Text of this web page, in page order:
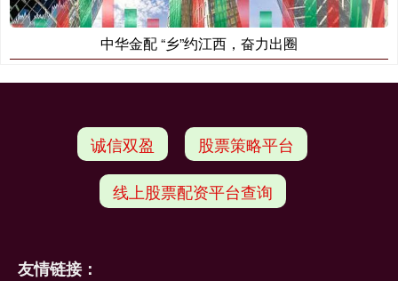
中华金配 “乡”约江西，奋力出圈
诚信双盈 股票策略平台
线上股票配资平台查询
友情链接：